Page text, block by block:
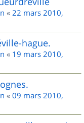
« 22 mars 2010,
hague.
« 19 mars 2010,
« 09 mars 2010,